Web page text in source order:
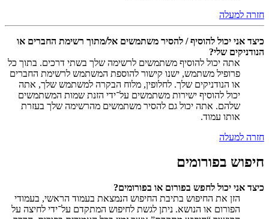
חזרה למעלה
כיצד אני יכול להוסיף / להסיר משתמשים אל/מתוך רשימת החברים או
הנודניקים שלי?
אתה יכול להוסיף משתמשים לרשימה שלך בשתי דרכים. בתוך כל
פרופיל משתמש, ישנו קישור להוספת המשתמש לרשימת החברים
או הנודניקים שלך. לחלופין, מלוח הבקרה למשתמש שלך, אתה
יכול להוסיף ישירות משתמשים על־ידי הזנת שמות המשתמשים
שלהם. אתה יכול גם להסיר משתמשים מהרשימה שלך בעזרת
אותו עמוד.
חזרה למעלה
חיפוש בפורומים
כיצד אני יכול לחפש בפורום או בפורומים?
הזן את החיפוש בתיבת החיפוש הנמצאת בעמוד הראשי, בעמודי
הפורום או הנושא. ניתן לגשת לחיפוש המתקדם על־ידי לחיצה על